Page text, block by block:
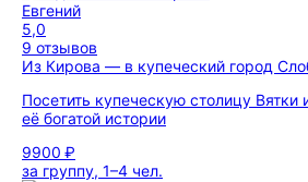
Евгений
5,0
9 отзывов
Из Кирова — в купеческий город
Посетить купеческую столицу Вятки
её богатой истории
9900 ₽
за группу, 1–4 чел.